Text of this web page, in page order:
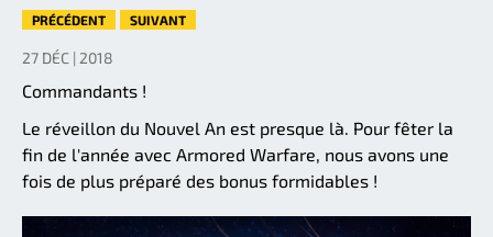
PRÉCÉDENT SUIVANT
27 DÉC | 2018
Commandants !
Le réveillon du Nouvel An est presque là. Pour fêter la
fin de l'année avec Armored Warfare, nous avons une
fois de plus préparé des bonus formidables !